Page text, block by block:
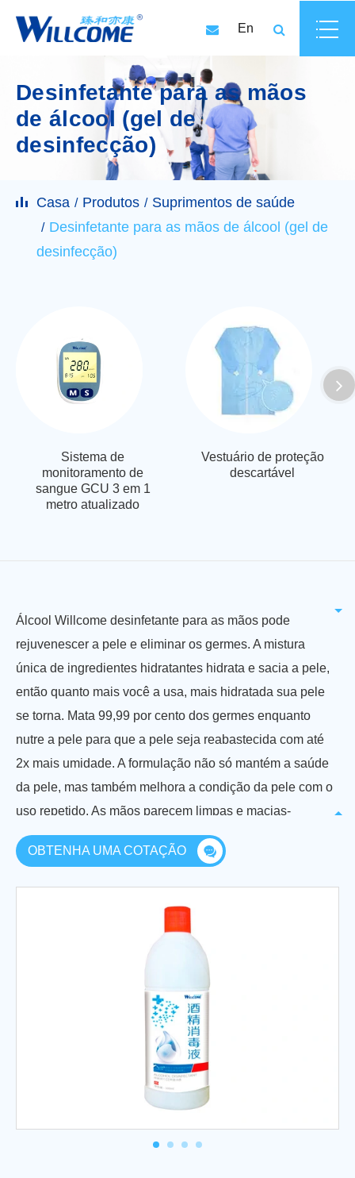
En
Desinfetante para as mãos
de álcool (gel de
desinfecção)
Casa Produtos
Suprimentos de saúde
Desinfetante para as mãos de álcool (gel de
desinfecção)
Sistema de
monitoramento de
sangue GCU 3 em 1
metro atualizado
Vestuário de proteção
descartável
Álcool Willcome desinfetante para as mãos pode
rejuvenescer a pele e eliminar os germes. A mistura
única de ingredientes hidratantes hidrata e sacia a pele,
então quanto mais você a usa, mais hidratada sua pele
se torna. Mata 99,99 por cento dos germes enquanto
nutre a pele para que a pele seja reabastecida com até
2x mais umidade. A formulação não só mantém a saúde
da pele, mas também melhora a condição da pele com o
uso repetido. As mãos parecem limpas e macias-
nenhuma sensação pegajosa. A garrafa é perfeitamente
dimensionada para áreas de recepção, salas de
possa estar preparado para matar germes nas mãos
sempre que água e sabão não estiverem disponíveis.
OBTENHA UMA COTAÇÃO